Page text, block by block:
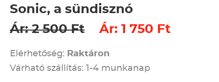
Sonic, a sündisznó
Ár: 2 500 Ft
Ár: 1 750 Ft
Elérhetőség: Raktáron
Várható szállítás: 1-4 munkanap